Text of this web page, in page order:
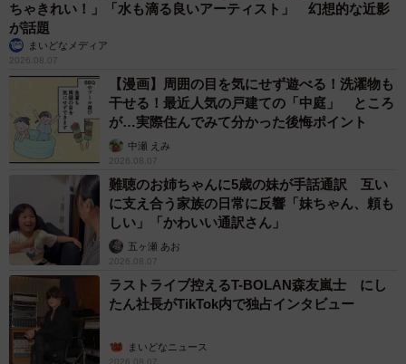
ちゃきれい！」「水も滴る良いアーティスト」 幻想的な近影
が話題
まいどなメディア
2026.08.07
【漫画】周囲の目を気にせず遊べる！洗濯物も
干せる！最近人気の戸建ての「中庭」 ところ
が…実際住んでみて分かった後悔ポイント
中瀬 えみ
2026.08.07
難聴のお姉ちゃんに5歳の妹が手話通訳 互い
に支え合う家族の日常に反響「妹ちゃん、頼も
しい」「かわいい通訳さん」
五ヶ瀬 あお
2026.08.07
ラストライブ控えるT-BOLAN森友嵐士 にし
たん社長がTikTok内で独占インタビュー
まいどなニュース
2026.08.07